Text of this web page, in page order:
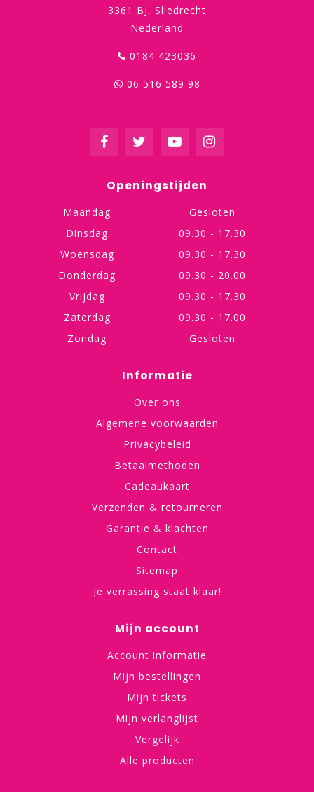
3361 BJ, Sliedrecht
Nederland
0184 423036
06 516 589 98
Openingstijden
Maandag
Gesloten
Dinsdag
09.30 - 17.30
Woensdag
09.30 - 17.30
Donderdag
09.30 - 20.00
Vrijdag
09.30 - 17.30
Zaterdag
09.30 - 17.00
Zondag
Gesloten
Informatie
Over ons
Algemene voorwaarden
Privacybeleid
Betaalmethoden
Cadeaukaart
Verzenden & retourneren
Garantie & klachten
Contact
Sitemap
Je verrassing staat klaar!
Mijn account
Account informatie
Mijn bestellingen
Mijn tickets
Mijn verlanglijst
Vergelijk
Alle producten